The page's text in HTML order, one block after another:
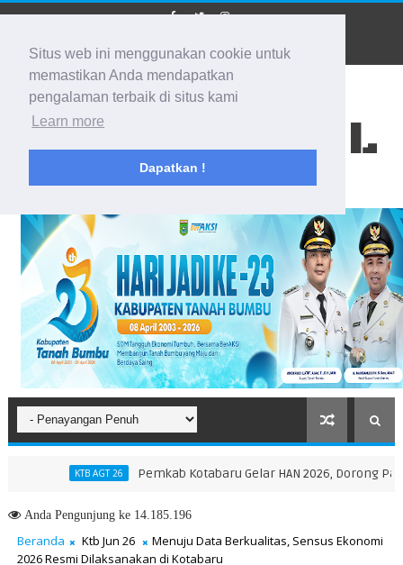
Situs web ini menggunakan cookie untuk
memastikan Anda mendapatkan
pengalaman terbaik di situs kami
Learn more
Dapatkan !
BIDIK KALSEL
Membidik Ke Segala Arah
KTB AGT 26 Pemkab Kotabaru Gelar HAN 2026, Dorong
AndaPengunjung ke 14.185.196
Beranda Ktb Jun 26
Menuju Data Berkualitas, Sensus Ekonomi
2026 Resmi Dilaksanakan di Kotabaru